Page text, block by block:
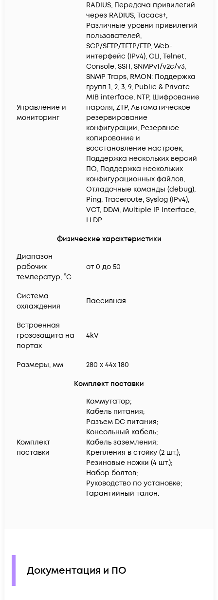
Управление и
мониторинг
RADIUS, Передача привилегий
через RADIUS, Tacacs+,
Различные уровни привилегий
пользователей,
SCP/SFTP/TFTP/FTP, Web-
интерфейс (IPv4), CLI, Telnet,
Console, SSH, SNMPv1/v2c/v3,
SNMP Traps, RMON: Поддержка
групп 1, 2, 3, 9, Public & Private
MIB interface, NTP, Шифрование
пароля, ZTP, Автоматическое
резервирование
конфигурации, Резервное
копирование и
восстановление настроек,
Поддержка нескольких версий
ПО, Поддержка нескольких
конфигурационных файлов,
Отладочные команды (debug),
Ping, Traceroute, Syslog (IPv4),
VCT, DDM, Multiple IP Interface,
LLDP
Физические характеристики
Диапазон
рабочих
температур, °C
от 0 до 50
Система
охлаждения
Пассивная
Встроенная
грозозащита на
портах
4kV
Размеры, мм 280 х 44х 180
Комплект поставки
Комплект
поставки
Коммутатор;
Кабель питания;
Разъем DC питания;
Консольный кабель;
Кабель заземления;
Крепления в стойку (2 шт.);
Резиновые ножки (4 шт.);
Набор болтов;
Руководство по установке;
Гарантийный талон.
Документация и ПО